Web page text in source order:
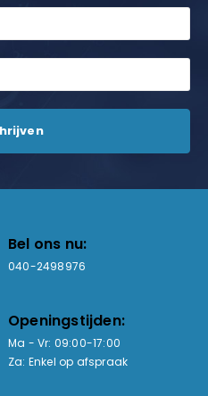
Bel ons nu:
040-2498976
Openingstijden:
Ma - Vr: 09:00-17:00
Za: Enkel op afspraak